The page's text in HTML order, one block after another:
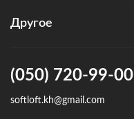
Другое
(050) 720-99-00
softloft.kh@gmail.com